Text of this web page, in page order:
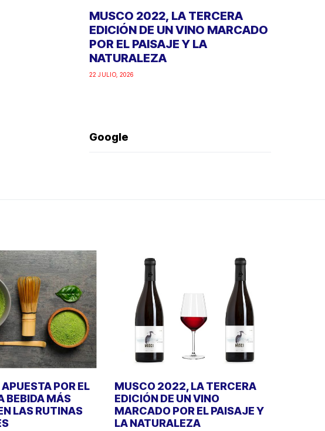
MUSCO 2022, LA TERCERA
EDICIÓN DE UN VINO MARCADO
POR EL PAISAJE Y LA
NATURALEZA
22 JULIO, 2026
Google
POR EL
BEBIDA MÁS
LAS RUTINAS
MUSCO 2022, LA TERCERA
EDICIÓN DE UN VINO
MARCADO POR EL PAISAJE Y
LA NATURALEZA